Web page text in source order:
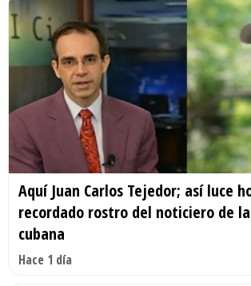
Aquí Juan Carlos Tejedor; así luce
recordado rostro del noticiero de
cubana
Hace 1 día